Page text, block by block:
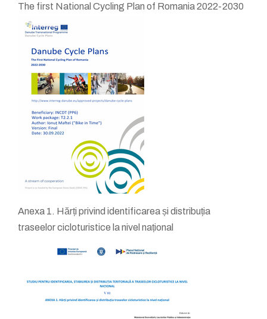
The first National Cycling Plan of Romania 2022-2030
Anexa 1. Hărți privind identificarea și distribuția
traseelor cicloturistice la nivel național